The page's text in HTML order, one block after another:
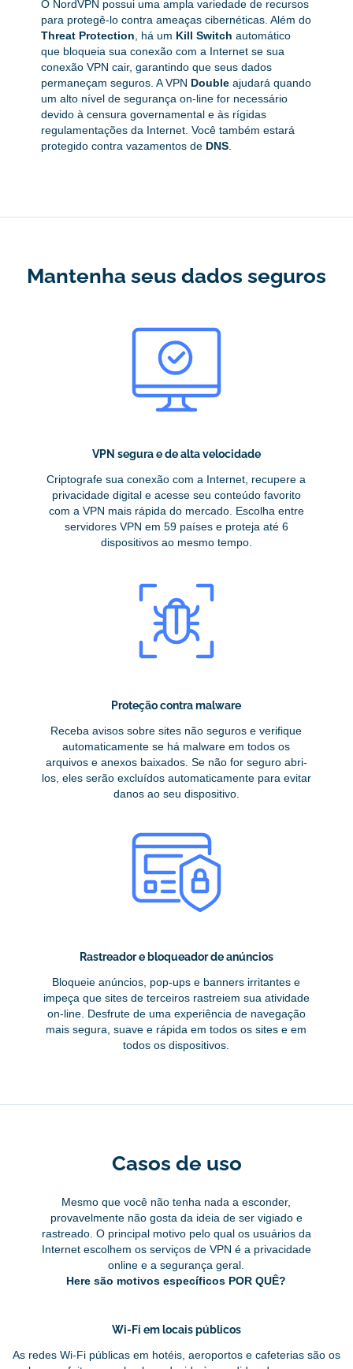
O NordVPN possui uma ampla variedade de recursos
para protegê-lo contra ameaças cibernéticas. Além do
Threat Protection , há um Kill Switch automático
que bloqueia sua conexão com a Internet se sua
conexão VPN cair, garantindo que seus dados
permaneçam seguros. A VPN Double ajudará quando
um alto nível de segurança on-line for necessário
devido à censura governamental e às rígidas
regulamentações da Internet. Você também estará
protegido contra vazamentos de DNS
Mantenha seus dados seguros
VPN segura e de alta velocidade
Criptografe sua conexão com a Internet, recupere a
privacidade digital e acesse seu conteúdo favorito
com a VPN mais rápida do mercado. Escolha entre
servidores VPN em 59 países e proteja até 6
dispositivos ao mesmo tempo.
Proteção contra malware
Receba avisos sobre sites não seguros e verifique
automaticamente se há malware em todos os
arquivos e anexos baixados. Se não for seguro abri-
los, eles serão excluídos automaticamente para evitar
danos ao seu dispositivo.
Rastreador e bloqueador de anúncios
Bloqueie anúncios, pop-ups e banners irritantes e
impeça que sites de terceiros rastreiem sua atividade
on-line. Desfrute de uma experiência de navegação
mais segura, suave e rápida em todos os sites e em
todos os dispositivos.
Casos de uso
Mesmo que você não tenha nada a esconder,
provavelmente não gosta da ideia de ser vigiado e
rastreado. O principal motivo pelo qual os usuários da
Internet escolhem os serviços de VPN é a privacidade
online e a segurança geral.
Here são motivos específicos POR QUÊ?
Wi-Fi em locais públicos
As redes Wi-Fi públicas em hotéis, aeroportos e cafeterias são os